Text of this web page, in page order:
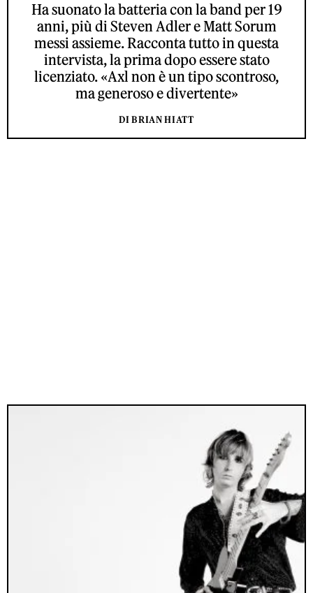
Ha suonato la batteria con la band per 19
anni, più di Steven Adler e Matt Sorum
messi assieme. Racconta tutto in questa
intervista, la prima dopo essere stato
licenziato. «Axl non è un tipo scontroso,
ma generoso e divertente»
DI BRIAN HIATT